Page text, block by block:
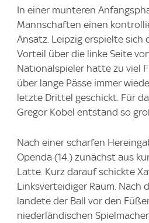
In einer munteren
Mannschaften einen
Ansatz. Leipzig erspielte sich
Vorteil über die linke Seite
Nationalspieler hatte zu viel
über lange Pässe immer
letzte Drittel geschickt. Für
Gregor Kobel entstand so
Nach einer scharfen
Openda (14.) zunächst aus
Latte. Kurz darauf schickte
Linksverteidiger Raum. Nach
landete der Ball vor den
niederländischen